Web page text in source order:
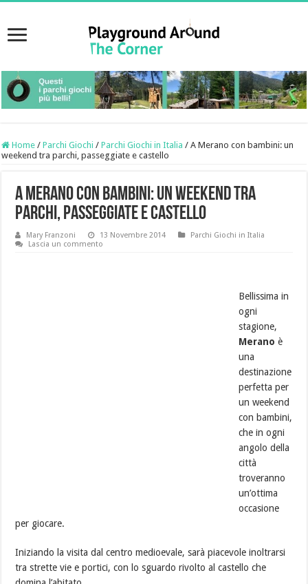
Home / Parchi Giochi / Parchi Giochi in Italia / A Merano con bambini: un
weekend tra parchi, passeggiate e castello
A Merano con bambini: un weekend tra
parchi, passeggiate e castello
Mary Franzoni 13 Novembre 2014
Parchi Giochi in Italia
Lascia un commento
Bellissima in
ogni
stagione,
Merano è
una
destinazione
perfetta per
un weekend
con bambini,
che in ogni
angolo della
città
troveranno
un’ottima
occasione
per giocare.
Iniziando la visita dal centro medioevale, sarà piacevole inoltrarsi
tra strette vie e portici, con lo sguardo rivolto al castello che